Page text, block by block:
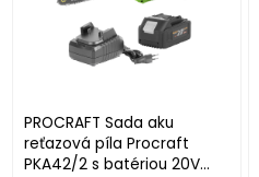
PROCRAFT Sada aku
reťazová píla Procraft
PKA42/2 s batériou 20V